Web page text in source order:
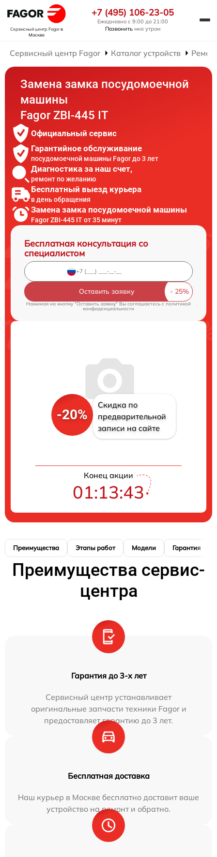
Сервисный центр Fagorв
Москве
+7 (495) 106-23-05
Ежедневно с 9:00 до 21:00
Позвонить мне утром
Сервисный центр Fagor Каталог устройств
Замена замка посудомоечной
машины
Fagor ZBI-445 IT
Официальный сервис
Гарантийное обслуживание
посудомоечной машины Fagor до 3 лет
Диагностика за наш счет,
ремонт по желанию
Бесплатный выезд курьера
в день обращения
Замена замка посудомоечной машины
Fagor ZBI-445 IT от 35 минут
Бесплатная консультация со
специалистом
Оставить заявку
Нажимая на кнопку "Оставить заявку" Вы соглашаетесь cполитикой
конфиденциальности
-20%
Скидка по
предварительной
записи на сайте
Конец акции
01:13:42
Преимущества Этапы работ Модели Гарантия
Преимущества сервис-
центра
Гарантия до 3-х лет
Сервисный центр устанавливает
оригинальные запчасти техники Fagor и
предоставляет гарантию до 3 лет.
Бесплатная доставка
Наш курьер в Москве бесплатно доставит ваше
устройство на ремонт и обратно.